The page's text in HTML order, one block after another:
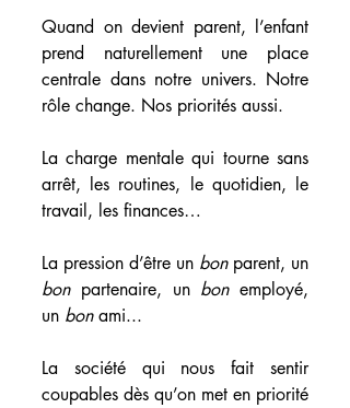
Quand on devient parent, l’enfant
prend naturellement une place
centrale dans notre univers. Notre
rôle change. Nos priorités aussi.
La charge mentale qui tourne sans
arrêt, les routines, le quotidien, le
travail, les finances…
La pression d’être un bon
bon partenaire, un bon employé,
un bon ami...
La société qui nous fait sentir
coupables dès qu’on met en priorité